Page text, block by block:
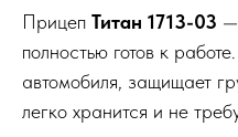
Прицеп Титан 1713-03 —
полностью готов к
автомобиля, защищает
легко хранится и не